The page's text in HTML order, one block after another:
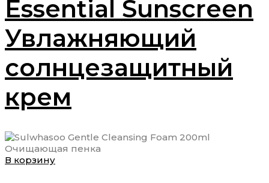
Essential Sunscreen
Увлажняющий
солнцезащитный
крем
В корзину